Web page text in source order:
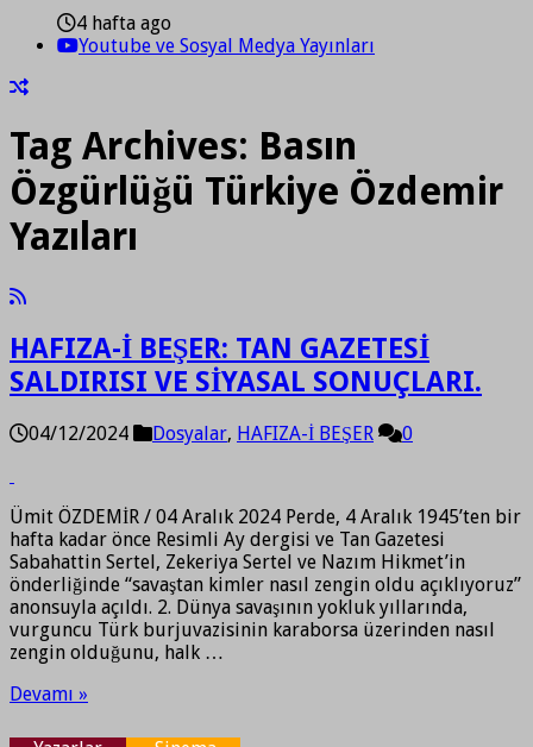
4 hafta ago
Youtube ve Sosyal Medya Yayınları
Tag Archives: Basın
Özgürlüğü Türkiye Özdemir
Yazıları
HAFIZA-İ BEŞER: TAN GAZETESİ
SALDIRISI VE SİYASAL SONUÇLARI.
04/12/2024 Dosyalar, HAFIZA-İ BEŞER 0
Ümit ÖZDEMİR / 04 Aralık 2024 Perde, 4 Aralık 1945’ten bir
hafta kadar önce Resimli Ay dergisi ve Tan Gazetesi
Sabahattin Sertel, Zekeriya Sertel ve Nazım Hikmet’in
önderliğinde “savaştan kimler nasıl zengin oldu açıklıyoruz”
anonsuyla açıldı. 2. Dünya savaşının yokluk yıllarında,
vurguncu Türk burjuvazisinin karaborsa üzerinden nasıl
zengin olduğunu, halk …
Devamı »